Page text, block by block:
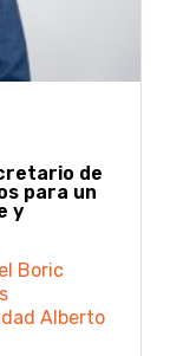
de
para un
y
Boric
Alberto